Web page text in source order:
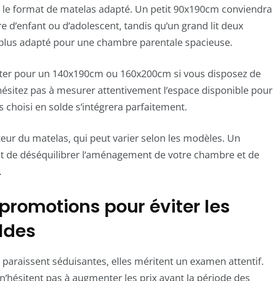
format de matelas adapté. Un petit 90x190cm conviendra
ou d’adolescent, tandis qu’un grand lit deux
adapté pour une chambre parentale spacieuse.
pour un 140x190cm ou 160x200cm si vous disposez de
pas à mesurer attentivement l’espace disponible pour
choisi en solde s’intégrera parfaitement.
du matelas, qui peut varier selon les modèles. Un
déséquilibrer l’aménagement de votre chambre et de
pour éviter les
séduisantes, elles méritent un examen attentif.
pas à augmenter les prix avant la période des